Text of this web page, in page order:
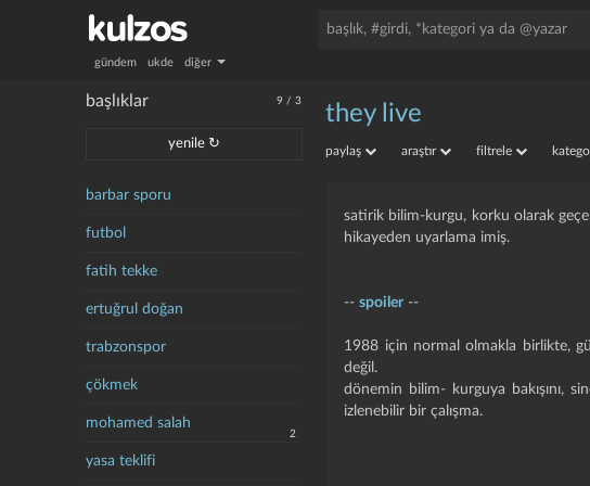
gündem ukde diğer
9 /3
başlıklar
yenile ↻
barbar sporu
futbol
fatih tekke
ertuğrul doğan
trabzonspor
çökmek
mohamed salah
2
yasa teklifi
they live
paylaş araştır filtrele
satirik bilim-kurgu, korku olarak
hikayeden uyarlama imiş.
--spoiler --
1988 için normal olmakla birlikte,
değil.
dönemin bilim- kurguya bakışını,
izlenebilir bir çalışma.